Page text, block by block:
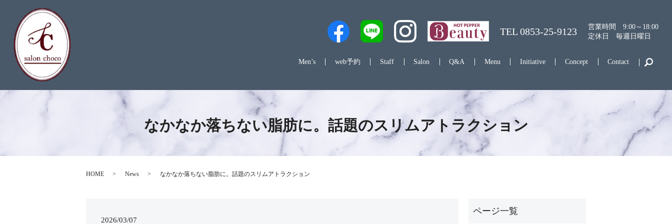
Men’s web予約 Staff Salon Q&A Menu Initiative Concept Contact
TEL0853-25-9123
営業時間 9:00～18:00
定休日 毎週日曜日
なかなか落ちない脂肪に。話題のスリムアトラクション
HOME News なかなか落ちない脂肪に。話題のスリムアトラクション
2026/03/07